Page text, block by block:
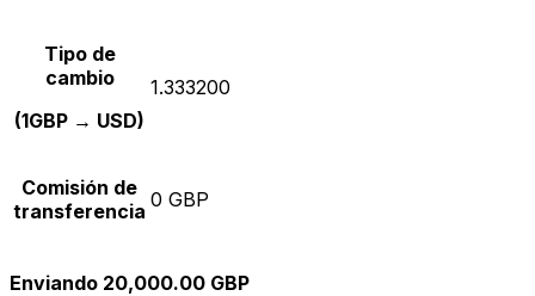
Tipo de
cambio
(1GBP → USD)
1.333200
Comisión de
transferencia 0 GBP
Enviando 20,000.00 GBP